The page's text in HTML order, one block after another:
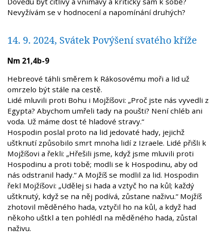
Nevyžívám se v hodnocení a napomínání druhých?
14. 9. 2024, Svátek Povýšení svatého kříže
Nm 21,4b-9
Hebreové táhli směrem k Rákosovému moři a lid už
omrzelo být stále na cestě.
Lidé mluvili proti Bohu i Mojžíšovi: „Proč jste nás vyvedli z
Egypta? Abychom umřeli tady na poušti? Není chléb ani
voda. Už máme dost té hladové stravy.“
Hospodin poslal proto na lid jedovaté hady, jejichž
uštknutí způsobilo smrt mnoha lidí z Izraele. Lidé přišli k
Mojžíšovi a řekli: „Hřešili jsme, když jsme mluvili proti
Hospodinu a proti tobě; modli se k Hospodinu, aby od
nás odstranil hady.“ A Mojžíš se modlil za lid. Hospodin
řekl Mojžíšovi: „Udělej si hada a vztyč ho na kůl; každý
uštknutý, když se na něj podívá, zůstane naživu.“ Mojžíš
zhotovil měděného hada, vztyčil ho na kůl, a když had
někoho uštkl a ten pohlédl na měděného hada, zůstal
naživu.